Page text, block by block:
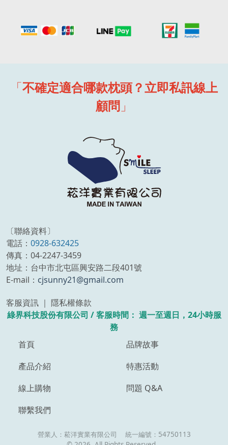
「不確定適合哪款枕頭？立即私訊線上
顧問 」
〔聯絡資料〕
電話： 0928-632425
傳真：04-2247-3459
地址：台中市北屯區興安路二段401號
E-mail： cjsunny21@gmail.com
客服資訊 ｜ 隱私權條款
綠界科技股份有限公司 /客服時間： 週一至週日，24小時服
務
首頁
品牌故事
產品介紹
特惠活動
線上購物
問題 Q&A
聯繫我們
營業人： 菘洋實業有限公司 統一編號： 54750113